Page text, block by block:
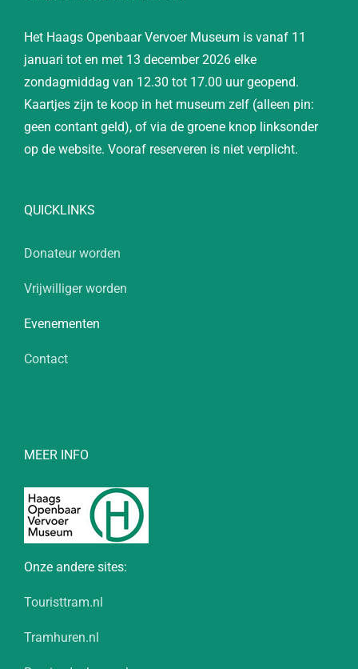
Het Haags Openbaar Vervoer Museum is vanaf 11
januari tot en met 13 december 2026 elke
zondagmiddag van 12.30 tot 17.00 uur geopend.
Kaartjes zijn te koop in het museum zelf (alleen pin:
geen contant geld), of via de groene knop linksonder
op de website. Vooraf reserveren is niet verplicht.
QUICKLINKS
Donateur worden
Vrijwilliger worden
Evenementen
Contact
MEER INFO
Onze andere sites:
Touristtram.nl
Tramhuren.nl